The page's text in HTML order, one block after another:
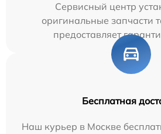
Сервисный центр
оригинальные запчасти
предоставляет
Бесплатная
Наш курьер в Москве